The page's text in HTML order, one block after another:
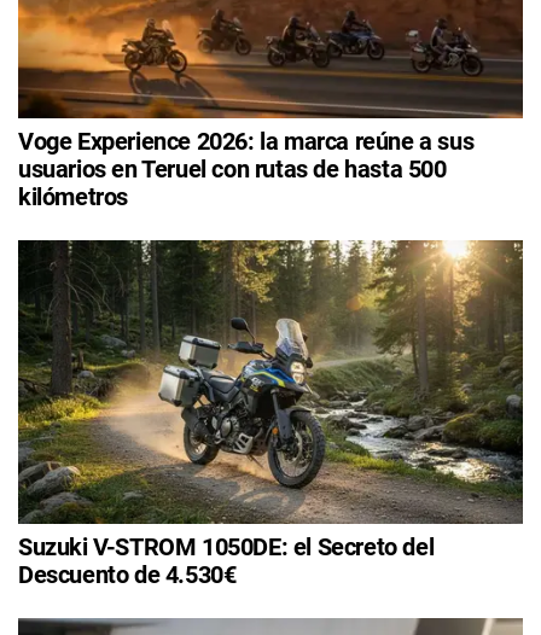
Voge Experience 2026: la marca reúne a sus
usuarios en Teruel con rutas de hasta 500
kilómetros
Suzuki V-STROM 1050DE: el Secreto del
Descuento de 4.530€